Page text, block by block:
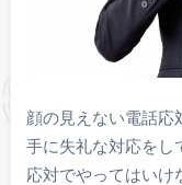
顔の見えない電話応
手に失礼な対応をし
応対でやってはいけ